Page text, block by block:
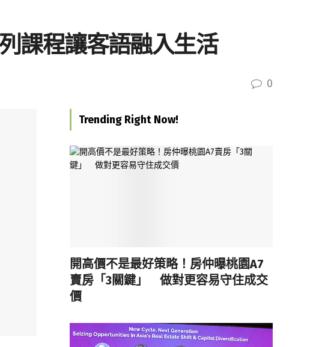
課程讓客語融入生活
0
Trending Right Now!
開高價不是最好策略！房仲曝桃園A7
賣房「3關鍵」 做對更容易守住成交
價